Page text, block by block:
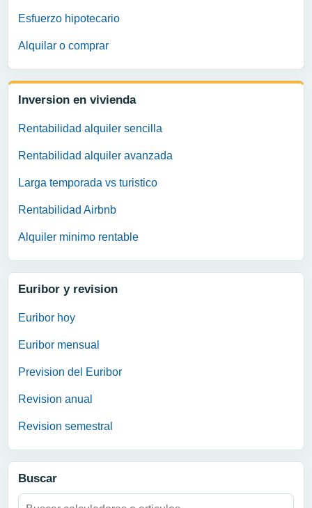
Esfuerzo hipotecario
Alquilar o comprar
Inversion en vivienda
Rentabilidad alquiler sencilla
Rentabilidad alquiler avanzada
Larga temporada vs turistico
Rentabilidad Airbnb
Alquiler minimo rentable
Euribor y revision
Euribor hoy
Euribor mensual
Prevision del Euribor
Revision anual
Revision semestral
Buscar
Buscar: